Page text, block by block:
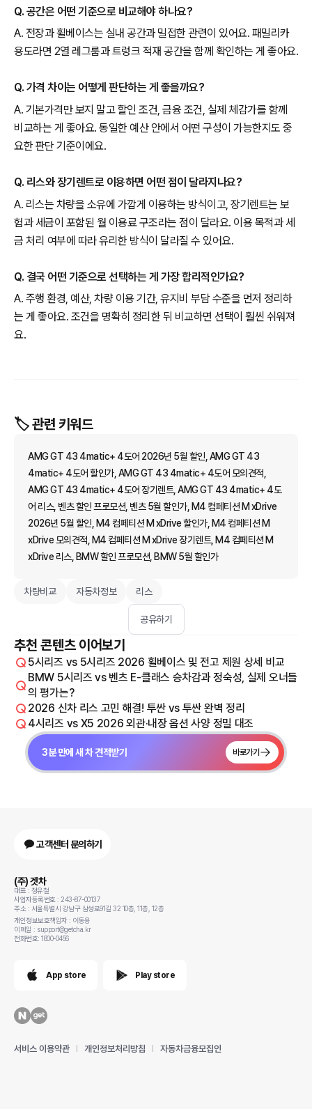
Q. 공간은 어떤 기준으로 비교해야 하나요?
A. 전장과 휠베이스는 실내 공간과 밀접한 관련이 있어요. 패밀리카
용도라면 2열 레그룸과 트렁크 적재 공간을 함께 확인하는 게 좋아요.
Q. 가격 차이는 어떻게 판단하는 게 좋을까요?
A. 기본가격만 보지 말고 할인 조건, 금융 조건, 실제 체감가를 함께
비교하는 게 좋아요. 동일한 예산 안에서 어떤 구성이 가능한지도 중
요한 판단 기준이에요.
Q. 리스와 장기렌트로 이용하면 어떤 점이 달라지나요?
A. 리스는 차량을 소유에 가깝게 이용하는 방식이고, 장기렌트는 보
험과 세금이 포함된 월 이용료 구조라는 점이 달라요. 이용 목적과 세
금 처리 여부에 따라 유리한 방식이 달라질 수 있어요.
Q. 결국 어떤 기준으로 선택하는 게 가장 합리적인가요?
A. 주행 환경, 예산, 차량 이용 기간, 유지비 부담 수준을 먼저 정리하
는 게 좋아요. 조건을 명확히 정리한 뒤 비교하면 선택이 훨씬 쉬워져
요.
🏷️ 관련 키워드
AMG GT 43 4matic+ 4도어 2026년 5월 할인, AMG GT 43
4matic+ 4도어 할인가, AMG GT 43 4matic+ 4도어 모의견적,
AMG GT 43 4matic+ 4도어 장기렌트, AMG GT 43 4matic+ 4도
어 리스, 벤츠 할인 프로모션, 벤츠 5월 할인가, M4 컴페티션 M xDrive
2026년 5월 할인, M4 컴페티션 M xDrive 할인가, M4 컴페티션 M
xDrive 모의견적, M4 컴페티션 M xDrive 장기렌트, M4 컴페티션 M
xDrive 리스, BMW 할인 프로모션, BMW 5월 할인가
차량비교 자동차정보 리스
공유하기
추천 콘텐츠 이어보기
5시리즈 vs 5시리즈 2026 휠베이스 및 전고 제원 상세 비교
BMW 5시리즈 vs 벤츠 E-클래스 승차감과 정숙성, 실제 오너들
의 평가는?
2026 신차 리스 고민 해결! 투싼 vs 투싼 완벽 정리
4시리즈 vs X5 2026 외관·내장 옵션 사양 정밀 대조
3분 만에 새 차 견적받기 바로가기
고객센터 문의하기
(주) 겟차
대표 : 정유철
사업자등록번호 : 243-87-00137
주소 : 서울특별시 강남구 삼성로91길 32 10층, 11층, 12층
개인정보보호책임자 : 이동용
이메일 : support@getcha.kr
전화번호: 1800-0456
App store Play store
서비스 이용약관 개인정보처리방침 자동차금융모집인